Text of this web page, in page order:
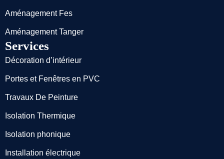
Aménagement Fes
Aménagement Tanger
Services
Décoration d’intérieur
Portes et Fenêtres en PVC
Travaux De Peinture
Isolation Thermique
Isolation phonique
Installation électrique